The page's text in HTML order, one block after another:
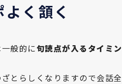
く頷く
般的に句読点が入るタイミ
とらしくなりますので会話